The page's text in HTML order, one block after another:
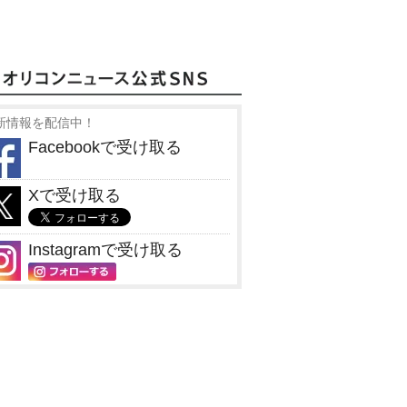
情報を配信中！
Facebookで受け取る
Xで受け取る
Instagramで受け取る